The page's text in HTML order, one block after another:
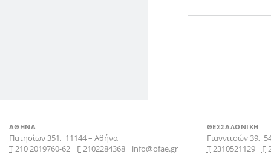
ΑΘΗΝΑ
Πατησίων 351, 11144– Αθήνα
Τ210 2019760-62 F2102284368 info@ofae.gr
ΘΕΣΣΑΛΟΝΙΚΗ
Γιαννιτσών 39,
Τ2310521129 F